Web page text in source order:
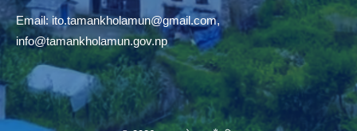
Email: ito.tamankholamun@gmail.com,
info@tamankholamun.gov.np